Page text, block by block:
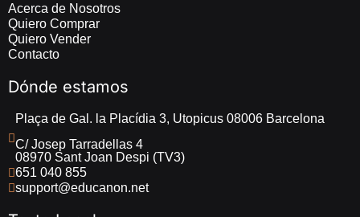
Acerca de Nosotros
Quiero Comprar
Quiero Vender
Contacto
Dónde estamos
Plaça de Gal. la Placídia 3, Utopicus 08006 Barcelona
C/ Josep Tarradellas 4
08970 Sant Joan Despi (TV3)
651 040 855
support@educanon.net